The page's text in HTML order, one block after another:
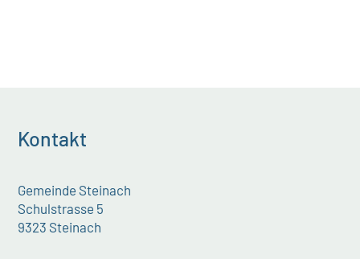
Kontakt
Gemeinde Steinach
Schulstrasse 5
9323 Steinach